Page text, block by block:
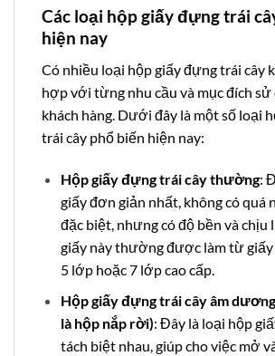
Các loại hộp giấy đựng trái
hiện nay
Có nhiều loại hộp giấy đựng trái cây
hợp với từng nhu cầu và mục đích sử
khách hàng. Dưới đây là một số loại
trái cây phổ biến hiện nay:
Hộp giấy đựng trái cây thường:
giấy đơn giản nhất, không có quá
đặc biệt, nhưng có độ bền và chịu
giấy này thường được làm từ giấy
5 lớp hoặc 7 lớp cao cấp.
Hộp giấy đựng trái cây âm
là hộp nắp rời): Đây là loại hộp
tách biệt nhau, giúp cho việc mở